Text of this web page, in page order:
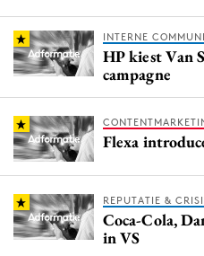
INTERNE
HP kiest Van
campagne
Flexa
REPUTATIE &
Coca-Cola,
in VS